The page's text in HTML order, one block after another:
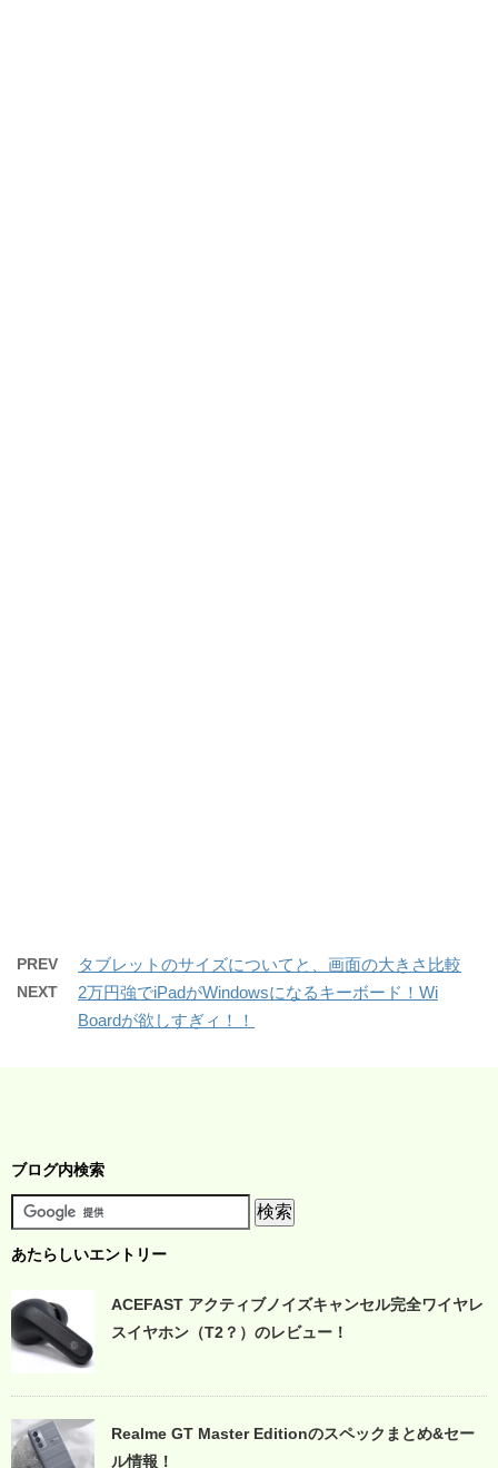
PREV タブレットのサイズについてと、画面の大きさ比較
NEXT
2万円強でiPadがWindowsになるキーボード！Wi
Boardが欲しすぎィ！！
ブログ内検索
あたらしいエントリー
ACEFAST アクティブノイズキャンセル完全ワイヤレ
スイヤホン（T2？）のレビュー！
Realme GT Master Editionのスペックまとめ&セー
ル情報！